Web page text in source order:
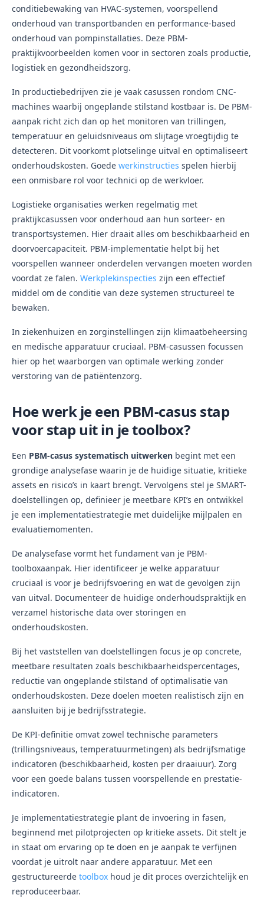
conditiebewaking van HVAC-systemen, voorspellend
onderhoud van transportbanden en performance-based
onderhoud van pompinstallaties. Deze PBM-
praktijkvoorbeelden komen voor in sectoren zoals productie,
logistiek en gezondheidszorg.
In productiebedrijven zie je vaak casussen rondom CNC-
machines waarbij ongeplande stilstand kostbaar is. De PBM-
aanpak richt zich dan op het monitoren van trillingen,
temperatuur en geluidsniveaus om slijtage vroegtijdig te
detecteren. Dit voorkomt plotselinge uitval en optimaliseert
onderhoudskosten. Goede werkinstructies spelen hierbij
een onmisbare rol voor technici op de werkvloer.
Logistieke organisaties werken regelmatig met
praktijkcasussen voor onderhoud aan hun sorteer- en
transportsystemen. Hier draait alles om beschikbaarheid en
doorvoercapaciteit. PBM-implementatie helpt bij het
voorspellen wanneer onderdelen vervangen moeten worden
voordat ze falen. Werkplekinspecties zijn een effectief
middel om de conditie van deze systemen structureel te
bewaken.
In ziekenhuizen en zorginstellingen zijn klimaatbeheersing
en medische apparatuur cruciaal. PBM-casussen focussen
hier op het waarborgen van optimale werking zonder
verstoring van de patiëntenzorg.
Hoe werk je een PBM-casus stap
voor stap uit in je toolbox?
Een PBM-casus systematisch uitwerken begint met een
grondige analysefase waarin je de huidige situatie, kritieke
assets en risico’s in kaart brengt. Vervolgens stel je SMART-
doelstellingen op, definieer je meetbare KPI’s en ontwikkel
je een implementatiestrategie met duidelijke mijlpalen en
evaluatiemomenten.
De analysefase vormt het fundament van je PBM-
toolboxaanpak. Hier identificeer je welke apparatuur
cruciaal is voor je bedrijfsvoering en wat de gevolgen zijn
van uitval. Documenteer de huidige onderhoudspraktijk en
verzamel historische data over storingen en
onderhoudskosten.
Bij het vaststellen van doelstellingen focus je op concrete,
meetbare resultaten zoals beschikbaarheidspercentages,
reductie van ongeplande stilstand of optimalisatie van
onderhoudskosten. Deze doelen moeten realistisch zijn en
aansluiten bij je bedrijfsstrategie.
De KPI-definitie omvat zowel technische parameters
(trillingsniveaus, temperatuurmetingen) als bedrijfsmatige
indicatoren (beschikbaarheid, kosten per draaiuur). Zorg
voor een goede balans tussen voorspellende en prestatie-
indicatoren.
Je implementatiestrategie plant de invoering in fasen,
beginnend met pilotprojecten op kritieke assets. Dit stelt je
in staat om ervaring op te doen en je aanpak te verfijnen
voordat je uitrolt naar andere apparatuur. Met een
gestructureerde toolbox houd je dit proces overzichtelijk en
reproduceerbaar.